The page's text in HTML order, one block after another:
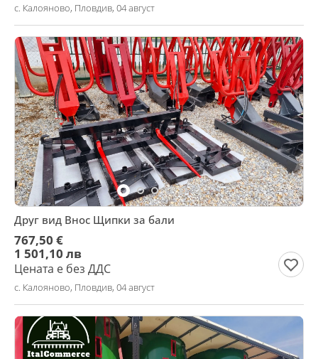
с. Калояново, Пловдив, 04 август
Друг вид Внос Щипки за бали
767,50 €
1 501,10 лв
Цената е без ДДС
с. Калояново, Пловдив, 04 август